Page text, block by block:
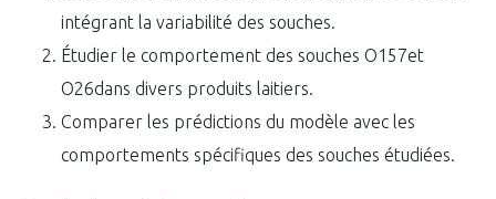
intégrant la variabilité des souches.
Étudier le comportement des souches O157et
O26dans divers produits laitiers.
Comparer les prédictions du modèle avec les
comportements spécifiques des souches étudiées.